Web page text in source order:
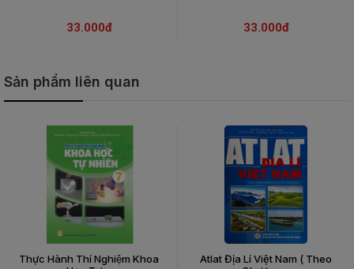
33.000đ 33.000đ
Sản phẩm liên quan
Thực Hành Thí Nghiệm Khoa
Atlat Địa Lí Việt Nam ( Theo